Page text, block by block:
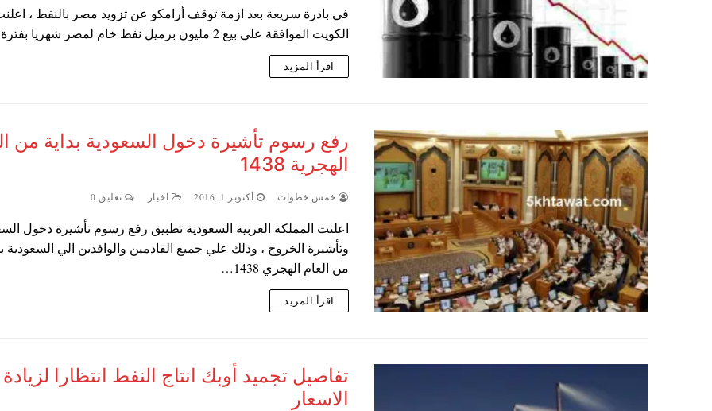
في بادرة سريعة بعد ازمة توقف أرامكو عن تزويد مصر بالنفط ،
الكويت الموافقة علي بيع 2 مليون برميل نفط خام لمصر شهريا بفترة…
اقرأ المزيد
رفع رسوم تأشيرة دخول السعودية بداية من
الهجرية 1438
خمس خطوات أكتوبر 1, 2016 اخبار تعليق 0
اعلنت المملكة العربية السعودية تطبيق رفع رسوم تأشيرة دخول
وتأشيرة الخروج ، وذلك علي جميع القادمين والوافدين الي السعودية
من العام الهجري 1438…
اقرأ المزيد
تفاصيل تجميد أوبك انتاج النفط انتظارا لزيادة
الاسعار